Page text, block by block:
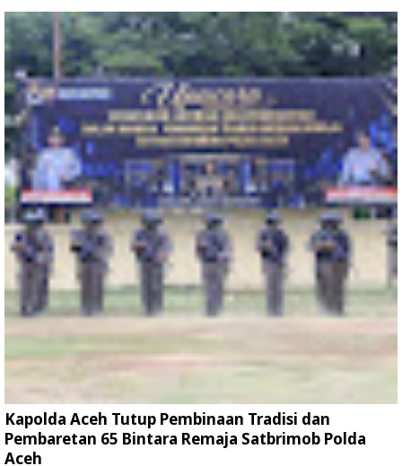
Kapolda Aceh Tutup Pembinaan Tradisi dan
Pembaretan 65 Bintara Remaja Satbrimob Polda
Aceh